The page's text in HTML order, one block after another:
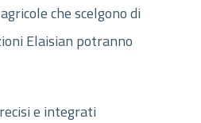
che scelgono di
Elaisian potranno
e integrati